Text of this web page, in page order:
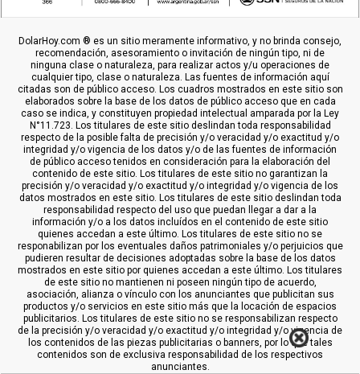
DolarHoy.com ® es un sitio meramente informativo, y no brinda consejo,
recomendación, asesoramiento o invitación de ningún tipo, ni de
ninguna clase o naturaleza, para realizar actos y/u operaciones de
cualquier tipo, clase o naturaleza. Las fuentes de información aquí
citadas son de público acceso. Los cuadros mostrados en este sitio son
elaborados sobre la base de los datos de público acceso que en cada
caso se indica, y constituyen propiedad intelectual amparada por la Ley
N°11.723. Los titulares de este sitio deslindan toda responsabilidad
respecto de la posible falta de precisión y/o veracidad y/o exactitud y/o
integridad y/o vigencia de los datos y/o de las fuentes de información
de público acceso tenidos en consideración para la elaboración del
contenido de este sitio. Los titulares de este sitio no garantizan la
precisión y/o veracidad y/o exactitud y/o integridad y/o vigencia de los
datos mostrados en este sitio. Los titulares de este sitio deslindan toda
responsabilidad respecto del uso que puedan llegar a dar a la
información y/o a los datos incluídos en el contenido de este sitio
quienes accedan a este último. Los titulares de este sitio no se
responabilizan por los eventuales daños patrimoniales y/o perjuicios que
pudieren resultar de decisiones adoptadas sobre la base de los datos
mostrados en este sitio por quienes accedan a este último. Los titulares
de este sitio no mantienen ni poseen ningún tipo de acuerdo,
asociación, alianza o vínculo con los anunciantes que publicitan sus
productos y/o servicios en este sitio más que la locación de espacios
publicitarios. Los titulares de este sitio no se responsabilizan respecto
de la precisión y/o veracidad y/o exactitud y/o integridad y/o vigencia de
los contenidos de las piezas publicitarias o banners, por lo que tales
contenidos son de exclusiva responsabilidad de los respectivos
anunciantes.